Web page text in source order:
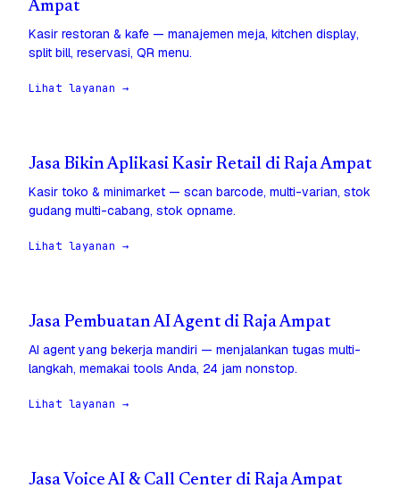
Ampat
Kasir restoran & kafe — manajemen meja, kitchen display,
split bill, reservasi, QR menu.
Lihat layanan →
Jasa Bikin Aplikasi Kasir Retail di Raja Ampat
Kasir toko & minimarket — scan barcode, multi-varian, stok
gudang multi-cabang, stok opname.
Lihat layanan →
Jasa Pembuatan AI Agent di Raja Ampat
AI agent yang bekerja mandiri — menjalankan tugas multi-
langkah, memakai tools Anda, 24 jam nonstop.
Lihat layanan →
Jasa Voice AI & Call Center di Raja Ampat